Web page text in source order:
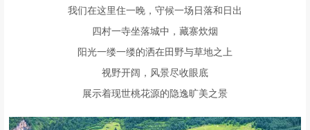
我们在这里住一晚，守候一场日落和日出
四村一寺坐落城中，藏寨炊烟
阳光一缕一缕的洒在田野与草地之上
视野开阔，风景尽收眼底
展示着现世桃花源的隐逸旷美之景